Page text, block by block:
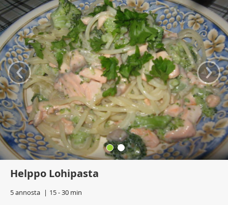
‹ ›
Helppo Lohipasta
5 annosta 15 - 30 min